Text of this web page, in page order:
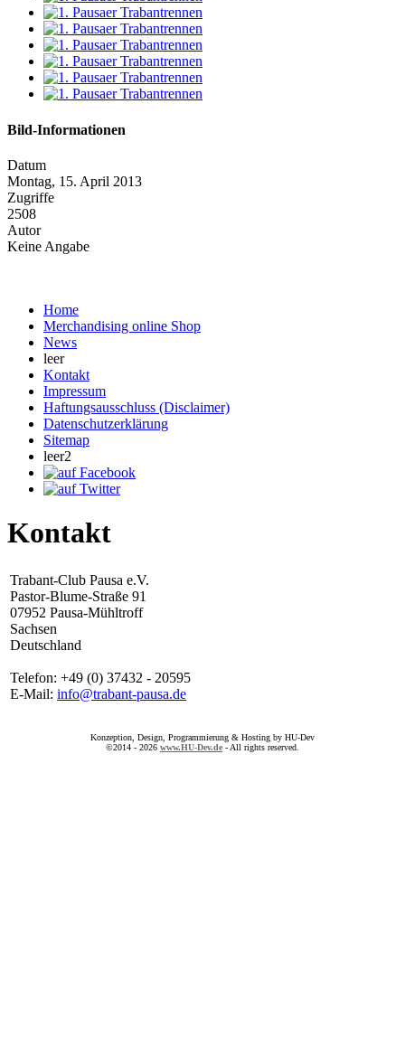
Bild-Informationen
Datum
Montag, 15. April 2013
Zugriffe
2508
Autor
Keine Angabe
Home
Merchandising online Shop
News
leer
Kontakt
Impressum
Haftungsausschluss (Disclaimer)
Datenschutzerklärung
Sitemap
leer2
Kontakt
Trabant-Club Pausa e.V.
Pastor-Blume-Straße 91
07952 Pausa-Mühltroff
Sachsen
Deutschland
Telefon: +49 (0) 37432 - 20595
E-Mail: info@trabant-pausa.de
Konzeption, Design, Programmierung & Hosting by HU-Dev
©2014 - 2026 www.HU-Dev.de - All rights reserved.